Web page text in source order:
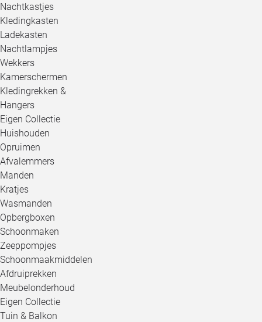
Nachtkastjes
Kledingkasten
Ladekasten
Nachtlampjes
Wekkers
Kamerschermen
Kledingrekken &
Hangers
Eigen Collectie
Huishouden
Opruimen
Afvalemmers
Manden
Kratjes
Wasmanden
Opbergboxen
Schoonmaken
Zeeppompjes
Schoonmaakmiddelen
Afdruiprekken
Meubelonderhoud
Eigen Collectie
Tuin & Balkon